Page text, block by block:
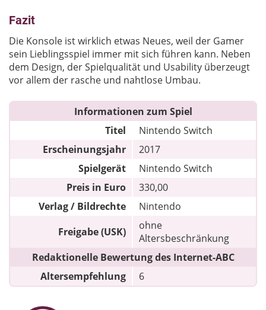
Fazit
Die Konsole ist wirklich etwas Neues, weil der Gamer
sein Lieblingsspiel immer mit sich führen kann. Neben
dem Design, der Spielqualität und Usability überzeugt
vor allem der rasche und nahtlose Umbau.
Informationen zum Spiel
Titel
Nintendo Switch
Erscheinungsjahr
2017
Spielgerät
Nintendo Switch
Preis in Euro
330,00
Verlag / Bildrechte
Nintendo
Freigabe (USK)
ohne
Altersbeschränkung
Redaktionelle Bewertung des Internet-ABC
Altersempfehlung
6